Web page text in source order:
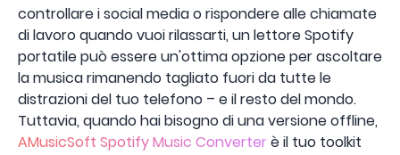
controllare i social media o rispondere alle chiamate
di lavoro quando vuoi rilassarti, un lettore Spotify
portatile può essere un'ottima opzione per ascoltare
la musica rimanendo tagliato fuori da tutte le
distrazioni del tuo telefono – e il resto del mondo.
Tuttavia, quando hai bisogno di una versione offline,
AMusicSoft Spotify Music Converter è il tuo toolkit